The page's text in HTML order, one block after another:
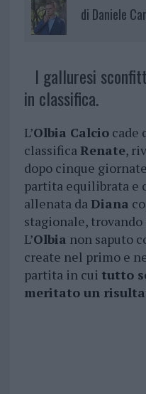
di Daniele
I galluresi
in classifica.
L’Olbia Calciocade
classificaRenate,
dopo cinque
partita equilibrata e
allenata daDiana
stagionale,
L’Olbia non saputo
create nel primo e
partita in cui tutto
meritato un